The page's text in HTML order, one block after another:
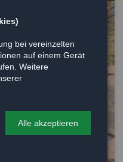
bei vereinzelten
auf einem Gerät
Weitere
Alle akzeptieren